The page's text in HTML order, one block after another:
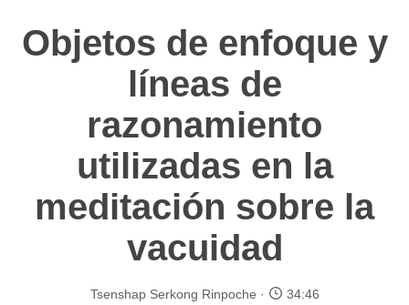
Objetos de enfoque y
líneas de
razonamiento
utilizadas en la
meditación sobre la
vacuidad
Tsenshap Serkong Rinpoche 34:46